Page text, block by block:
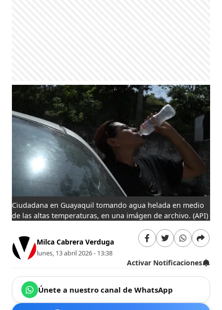
Ciudadana en Guayaquil tomando agua helada en medio
de las altas temperaturas, en una imágen de archivo. (API)
Milca Cabrera Verduga
lunes, 13 abril 2026 - 13:38
Activar Notificaciones
Únete a nuestro canal de WhatsApp